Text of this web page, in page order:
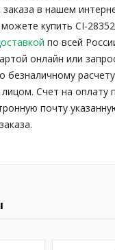
в нашем
купить CI-
по всей
онлайн или
безналичному расчету
Счет на оплату
почту